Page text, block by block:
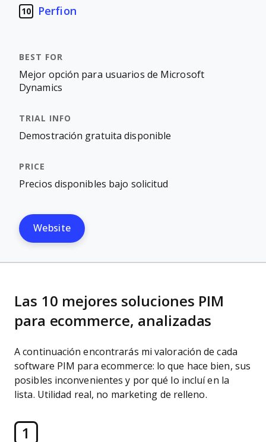
10 Perfion
Mejor opción para usuarios de Microsoft
Dynamics
Demostración gratuita disponible
Precios disponibles bajo solicitud
Website
Las 10 mejores soluciones PIM
para ecommerce, analizadas
A continuación encontrarás mi valoración de cada
software PIM para ecommerce: lo que hace bien, sus
posibles inconvenientes y por qué lo incluí en la
lista. Utilidad real, no marketing de relleno.
1